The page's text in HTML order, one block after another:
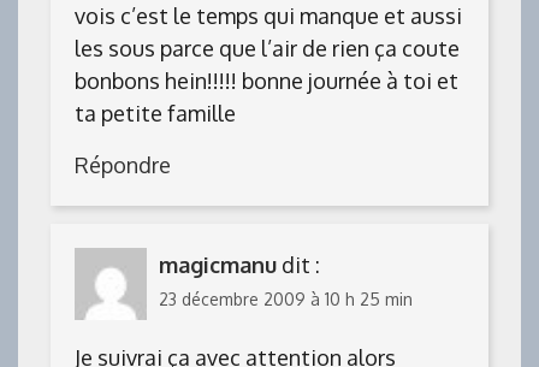
vois c’est le temps qui manque et aussi
les sous parce que l’air de rien ça coute
bonbons hein!!!!! bonne journée à toi et
ta petite famille
Répondre
magicmanu dit :
23 décembre 2009 à 10 h 25 min
Je suivrai ça avec attention alors